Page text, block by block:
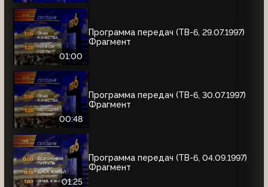
01:00
Программа передач (ТВ-6, 29.07.1997)
Фрагмент
00:48
Программа передач (ТВ-6, 30.07.1997)
Фрагмент
01:25
Программа передач (ТВ-6, 04.09.1997)
Фрагмент